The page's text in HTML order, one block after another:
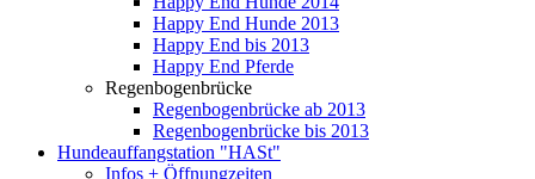
Happy End Hunde 2013
Happy End bis 2013
Happy End Pferde
Regenbogenbrücke
Regenbogenbrücke ab 2013
Regenbogenbrücke bis 2013
Hundeauffangstation "HASt"
Infos + Öffnungzeiten